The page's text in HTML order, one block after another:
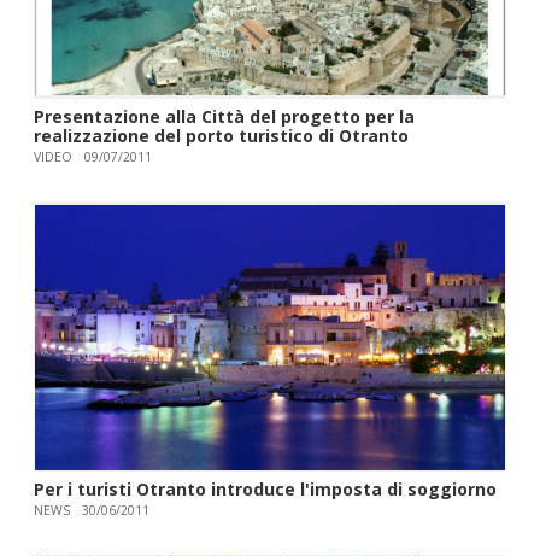
Presentazione alla Città del progetto per la
realizzazione del porto turistico di Otranto
VIDEO 09/07/2011
Per i turisti Otranto introduce l'imposta di soggiorno
NEWS 30/06/2011